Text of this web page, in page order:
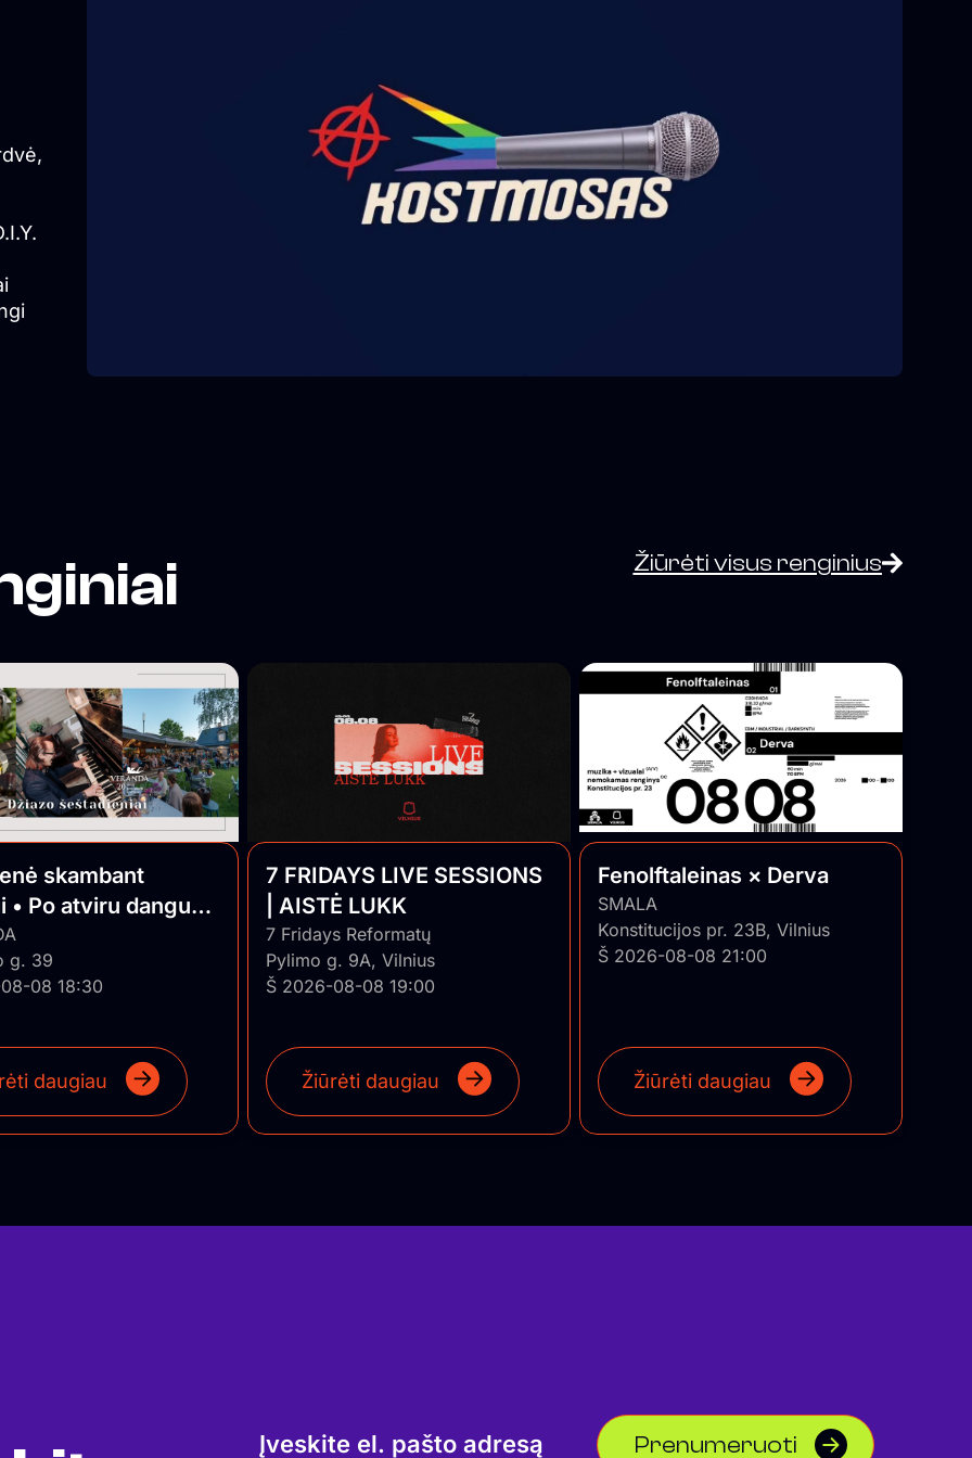
–
į
Žiūrėti visus renginius
skambant
• Po atviru dangumi
Jazz
g. 39
08 18:30
daugiau
7 FRIDAYS LIVE SESSIONS
| AISTĖ LUKK
7 Fridays Reformatų
Pylimo g. 9A, Vilnius
Š 2026-08-08 19:00
Žiūrėti daugiau
Fenolftaleinas × Derva
SMALA
Konstitucijos pr. 23B, Vilnius
Š 2026-08-08 21:00
Žiūrėti daugiau
Prenumeruoti